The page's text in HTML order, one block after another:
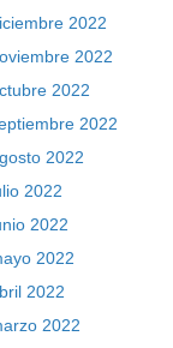
2022
2022
2022
2022
2022
2022
2022
2022
2022
2022